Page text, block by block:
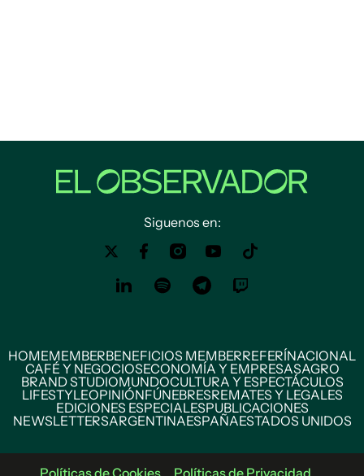
Siguenos en:
HOMEMEMBERBENEFICIOS MEMBERREFERÍNACIONAL
CAFÉ Y NEGOCIOSECONOMÍA Y EMPRESASAGRO
BRAND STUDIOMUNDOCULTURA Y ESPECTÁCULOS
LIFESTYLEOPINIÓNFÚNEBRESREMATES Y LEGALES
EDICIONES ESPECIALESPUBLICACIONES
NEWSLETTERSARGENTINAESPAÑAESTADOS UNIDOS
Políticas de Cookies Políticas de Privacidad